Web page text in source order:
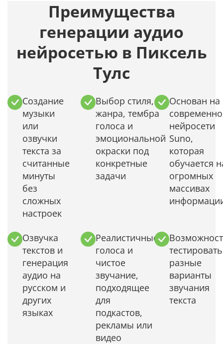
Преимущества
генерации аудио
нейросетью в Пиксель
Тулс
Создание
музыки
или
озвучки
текста за
считанные
минуты
без
сложных
настроек
Выбор стиля,
жанра, тембра
голоса и
эмоциональной
окраски под
конкретные
задачи
Основан на
нейросети
Suno,
которая
обучается
огромных
массивах
Озвучка
текстов и
генерация
аудио на
русском и
других
языках
Реалистичные
голоса и
чистое
звучание,
подходящее
для
подкастов,
рекламы или
видео
тестировать
разные
варианты
звучания
текста